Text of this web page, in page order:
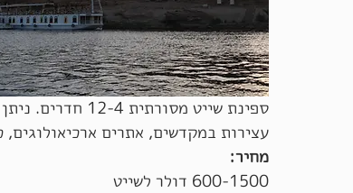
ספינת שייט מסורתית 12-4 חדרים. ניתן להצטרף להפלגה או באופן פרטי
עצירות במקדשים, אתרים ארכיאולוגים,
מחיר:
600-1500 דולר לשייט